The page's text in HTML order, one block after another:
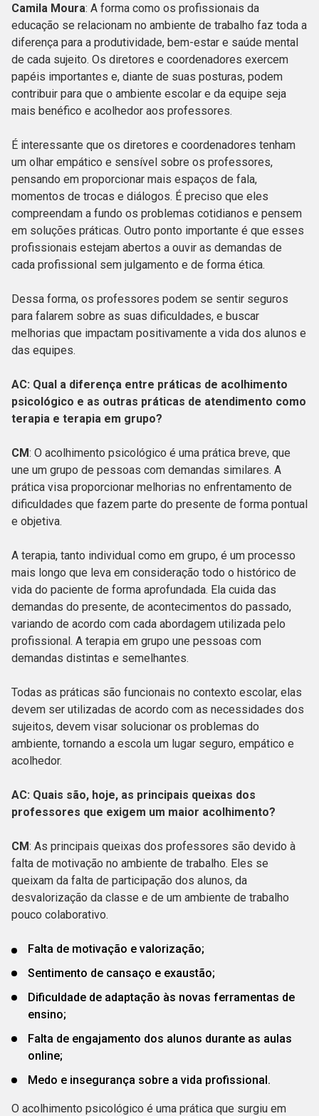
Camila Moura: A forma como os profissionais da
educação se relacionam no ambiente de trabalho faz toda a
diferença para a produtividade, bem-estar e saúde mental
de cada sujeito. Os diretores e coordenadores exercem
papéis importantes e, diante de suas posturas, podem
contribuir para que o ambiente escolar e da equipe seja
mais benéfico e acolhedor aos professores.
É interessante que os diretores e coordenadores tenham
um olhar empático e sensível sobre os professores,
pensando em proporcionar mais espaços de fala,
momentos de trocas e diálogos. É preciso que eles
compreendam a fundo os problemas cotidianos e pensem
em soluções práticas. Outro ponto importante é que esses
profissionais estejam abertos a ouvir as demandas de
cada profissional sem julgamento e de forma ética.
Dessa forma, os professores podem se sentir seguros
para falarem sobre as suas dificuldades, e buscar
melhorias que impactam positivamente a vida dos alunos e
das equipes.
AC: Qual a diferença entre práticas de acolhimento
psicológico e as outras práticas de atendimento como
terapia e terapia em grupo?
CM: O acolhimento psicológico é uma prática breve, que
une um grupo de pessoas com demandas similares. A
prática visa proporcionar melhorias no enfrentamento de
dificuldades que fazem parte do presente de forma pontual
e objetiva.
A terapia, tanto individual como em grupo, é um processo
mais longo que leva em consideração todo o histórico de
vida do paciente de forma aprofundada. Ela cuida das
demandas do presente, de acontecimentos do passado,
variando de acordo com cada abordagem utilizada pelo
profissional. A terapia em grupo une pessoas com
demandas distintas e semelhantes.
Todas as práticas são funcionais no contexto escolar, elas
devem ser utilizadas de acordo com as necessidades dos
sujeitos, devem visar solucionar os problemas do
ambiente, tornando a escola um lugar seguro, empático e
acolhedor.
AC: Quais são, hoje, as principais queixas dos
professores que exigem um maior acolhimento?
CM: As principais queixas dos professores são devido à
falta de motivação no ambiente de trabalho. Eles se
queixam da falta de participação dos alunos, da
desvalorização da classe e de um ambiente de trabalho
pouco colaborativo.
Falta de motivação e valorização;
Sentimento de cansaço e exaustão;
Dificuldade de adaptação às novas ferramentas de
ensino;
Falta de engajamento dos alunos durante as aulas
online;
Medo e insegurança sobre a vida profissional.
O acolhimento psicológico é uma prática que surgiu em